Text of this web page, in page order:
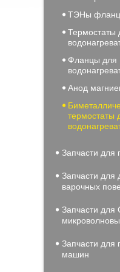
ТЭНы
Термостаты
Фланцы для
Анод
термостаты
Запчасти для
Запчасти для
варочных
Запчасти для
Запчасти для
машин